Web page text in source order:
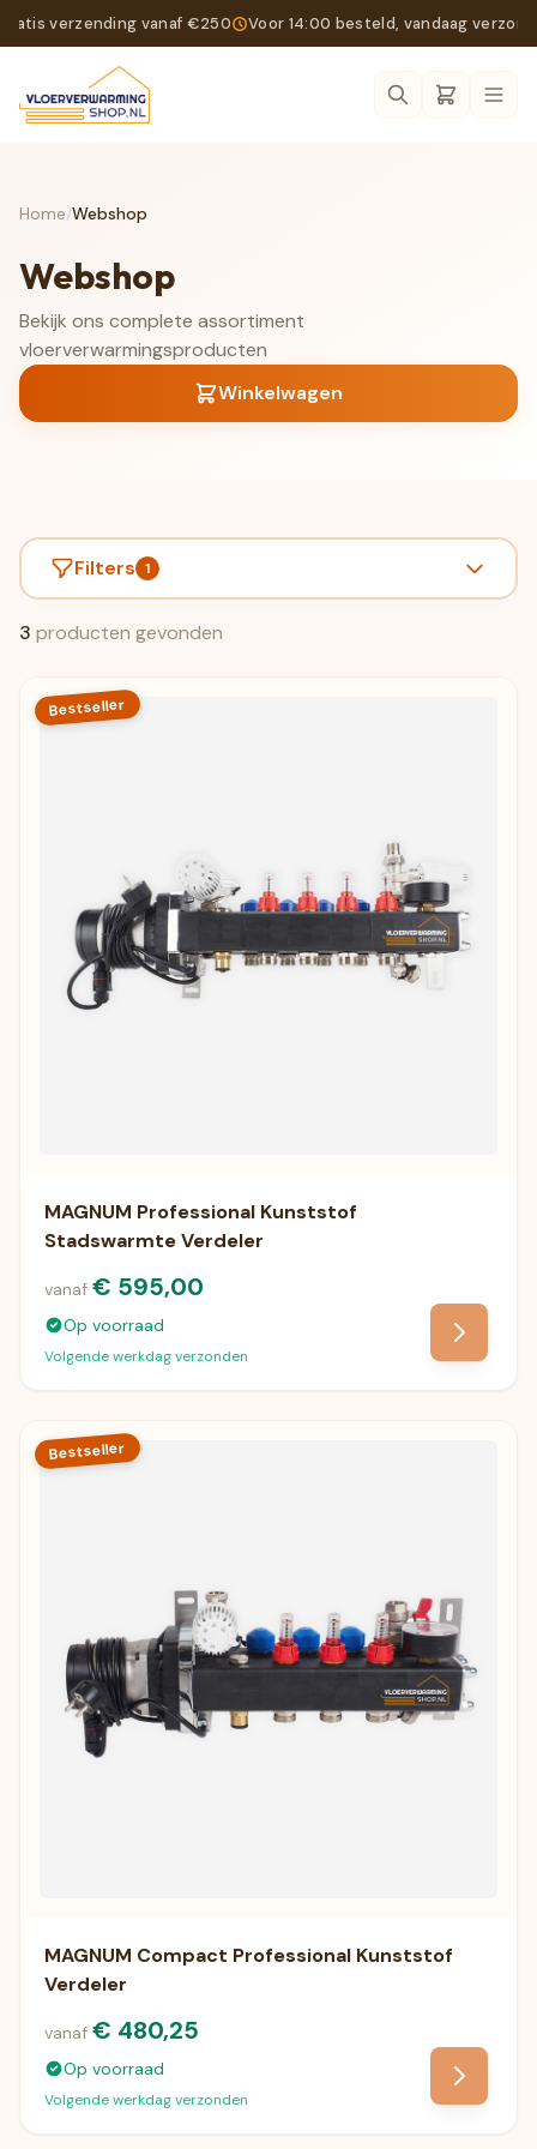
verzending vanaf €250 Voor 14:00 besteld, vandaag
Home/Webshop
Webshop
Bekijk ons complete assortiment
vloerverwarmingsproducten
Winkelwagen
Filters 1
3 producten gevonden
Bestseller
MAGNUM Professional Kunststof
Stadswarmte Verdeler
vanaf € 595,00
Op voorraad
Volgende werkdag verzonden
Bestseller
MAGNUM Compact Professional Kunststof
Verdeler
vanaf € 480,25
Op voorraad
Volgende werkdag verzonden